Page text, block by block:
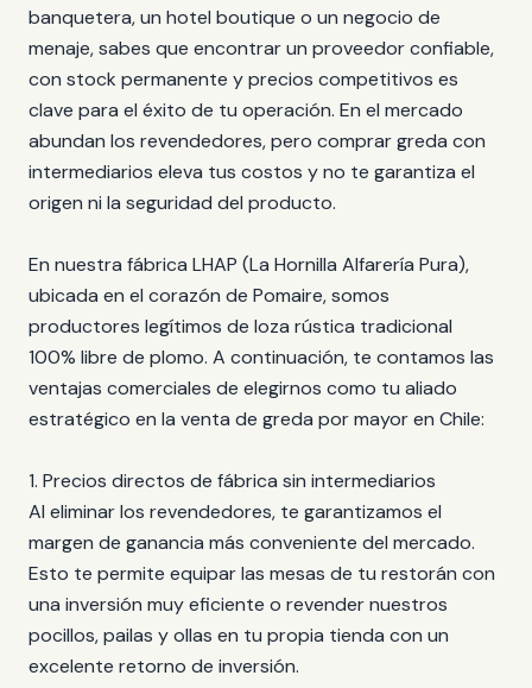
banquetera, un hotel boutique o un negocio de
menaje, sabes que encontrar un proveedor confiable,
con stock permanente y precios competitivos es
clave para el éxito de tu operación. En el mercado
abundan los revendedores, pero comprar greda con
intermediarios eleva tus costos y no te garantiza el
origen ni la seguridad del producto.
En nuestra fábrica LHAP (La Hornilla Alfarería Pura),
ubicada en el corazón de Pomaire, somos
productores legítimos de loza rústica tradicional
100% libre de plomo. A continuación, te contamos las
ventajas comerciales de elegirnos como tu aliado
estratégico en la venta de greda por mayor en Chile:
1. Precios directos de fábrica sin intermediarios
Al eliminar los revendedores, te garantizamos el
margen de ganancia más conveniente del mercado.
Esto te permite equipar las mesas de tu restorán con
una inversión muy eficiente o revender nuestros
pocillos, pailas y ollas en tu propia tienda con un
excelente retorno de inversión.